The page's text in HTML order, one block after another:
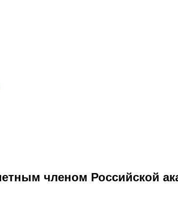
членом Российской